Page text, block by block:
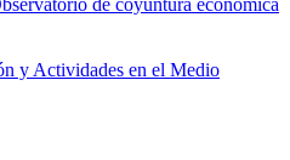
y Actividades en el Medio